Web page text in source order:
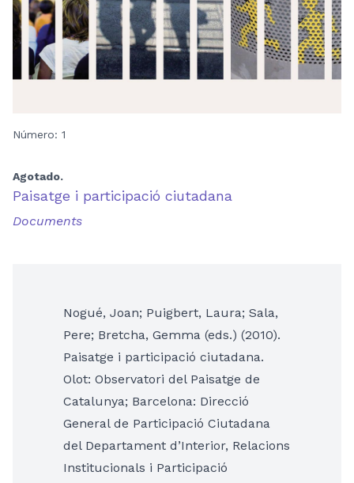
Número: 1
Agotado.
Paisatge i participació ciutadana
Documents
Nogué, Joan; Puigbert, Laura; Sala,
Pere; Bretcha, Gemma (eds.) (2010).
Paisatge i participació ciutadana.
Olot: Observatori del Paisatge de
Catalunya; Barcelona: Direcció
General de Participació Ciutadana
del Departament d’Interior, Relacions
Institucionals i Participació